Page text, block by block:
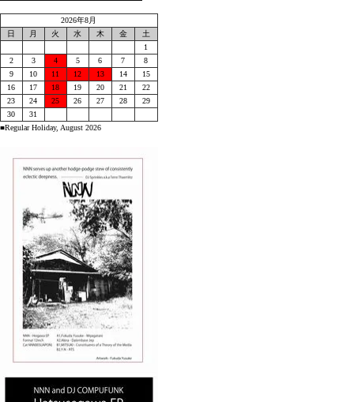
2026年8月
日
月 火 水 木 金
土
1
2
3 4 5 6 7
8
9
10 11 12 13 14
15
16
17 18 19 20 21
22
23
24 25 26 27 28
29
30
31
■Regular Holiday, August 2026